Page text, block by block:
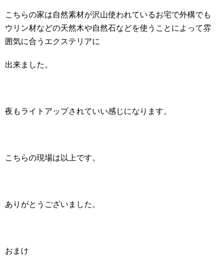
こちらの家は自然素材が沢山使われているお宅で外構でも
ウリン材などの天然木や自然石などを使うことによって雰
囲気に合うエクステリアに
出来ました。
夜もライトアップされていい感じになります。
こちらの現場は以上です。
ありがとうございました。
おまけ